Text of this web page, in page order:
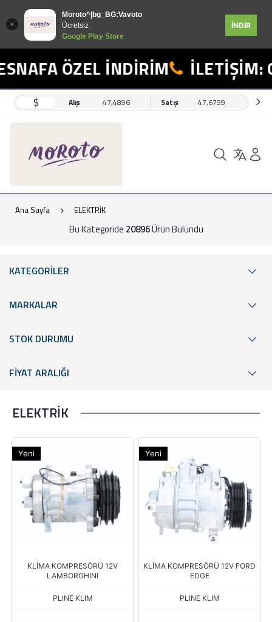
Moroto^|bg_BG:Vavoto
Ücretsiz
Google Play Store
İNDİR
ÖZEL İNDİRİM İLETİŞİM:
$ Alış 47,4896 Satış 47,6799
Ana Sayfa ELEKTRİK
Bu Kategoride 20896Ürün Bulundu
KATEGORİLER
MARKALAR
STOK DURUMU
FİYAT ARALIĞI
ELEKTRİK
Yeni
KLİMA KOMPRESÖRÜ 12V
LAMBORGHINI
PLINE KLIM
Yeni
KLİMA KOMPRESÖRÜ 12V FORD
EDGE
PLINE KLIM